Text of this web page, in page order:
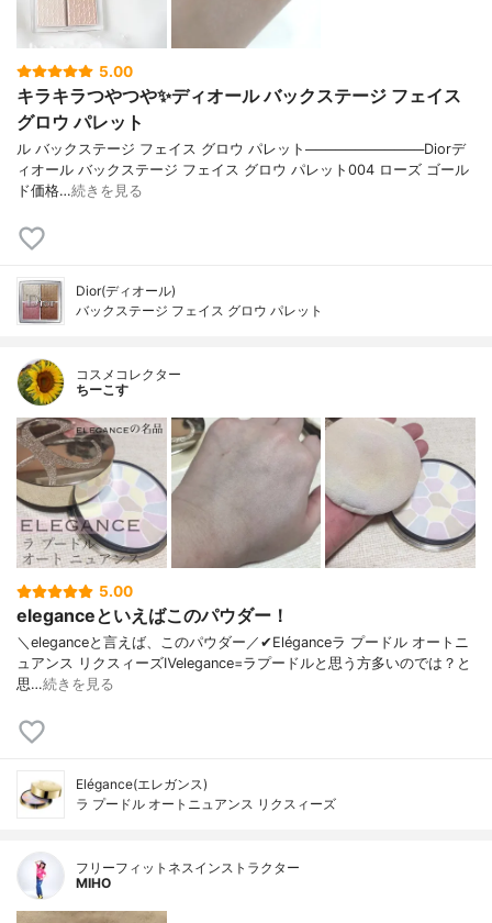
5.00
キラキラつやつや✨ディオール バックステージ フェイス
グロウ パレット
ル バックステージ フェイス グロウ パレット────────────Diorデ
ィオール バックステージ フェイス グロウ パレット004 ローズ ゴール
ド価格…続きを見る
Dior(ディオール)
バックステージ フェイス グロウ パレット
コスメコレクター
ちーこす
5.00
eleganceといえばこのパウダー！
＼eleganceと言えば、このパウダー／✔︎Eléganceラ プードル オートニ
ュアンス リクスィーズⅣelegance=ラプードルと思う方多いのでは？と
思…続きを見る
Elégance(エレガンス)
ラ プードル オートニュアンス リクスィーズ
フリーフィットネスインストラクター
MIHO